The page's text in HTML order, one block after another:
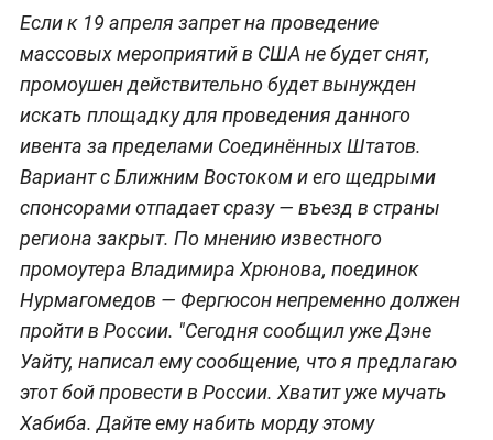
Если к 19 апреля запрет на проведение
массовых мероприятий в США не будет снят,
промоушен действительно будет вынужден
искать площадку для проведения данного
ивента за пределами Соединённых Штатов.
Вариант с Ближним Востоком и его щедрыми
спонсорами отпадает сразу — въезд в страны
региона закрыт. По мнению известного
промоутера Владимира Хрюнова, поединок
Нурмагомедов — Фергюсон непременно должен
пройти в России. "Сегодня сообщил уже Дэне
Уайту, написал ему сообщение, что я предлагаю
этот бой провести в России. Хватит уже мучать
Хабиба. Дайте ему набить морду этому